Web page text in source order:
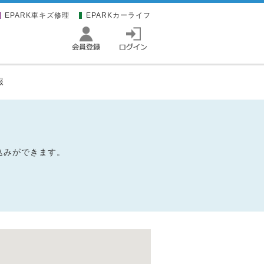
EPARK車キズ修理 EPARKカーライフ
ができます。